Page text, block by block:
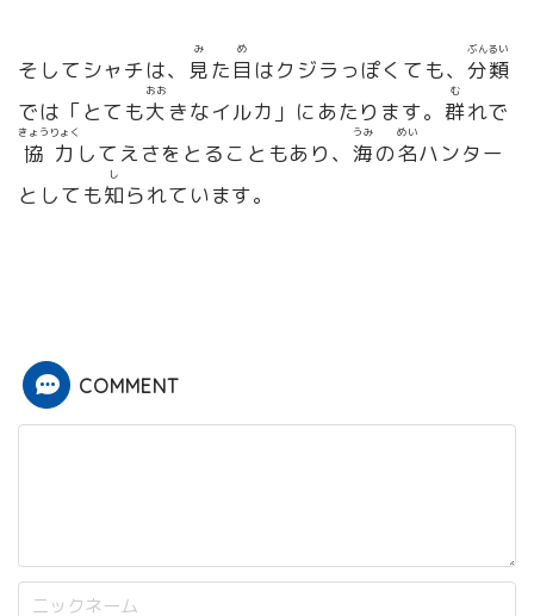
そして シャチは、 見
み
た 目
め
はクジラっぽくても、 分類
ぶんるい
では「とても大
おお
きなイルカ 」にあたります。 群
む
れで
協力
きょうりょく
してえさをとることもあり、 海
うみ
の名
めい
ハンター
としても知
し
られています。
COMMENT